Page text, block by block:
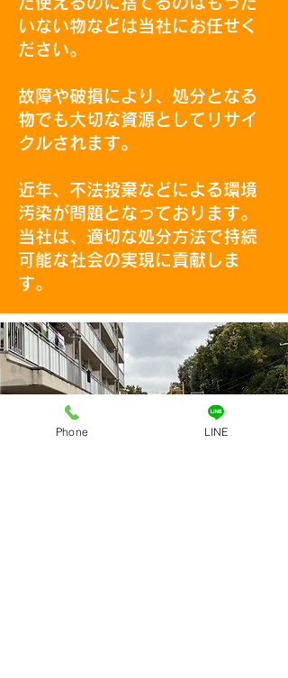
いない物などは当社にお任せく
ださい。
故障や破損により、処分となる
物でも大切な資源としてリサイ
クルされます。
近年、不法投棄などによる環境
汚染が問題となっております。
当社は、適切な処分方法で持続
可能な社会の実現に貢献しま
す。
Phone LINE